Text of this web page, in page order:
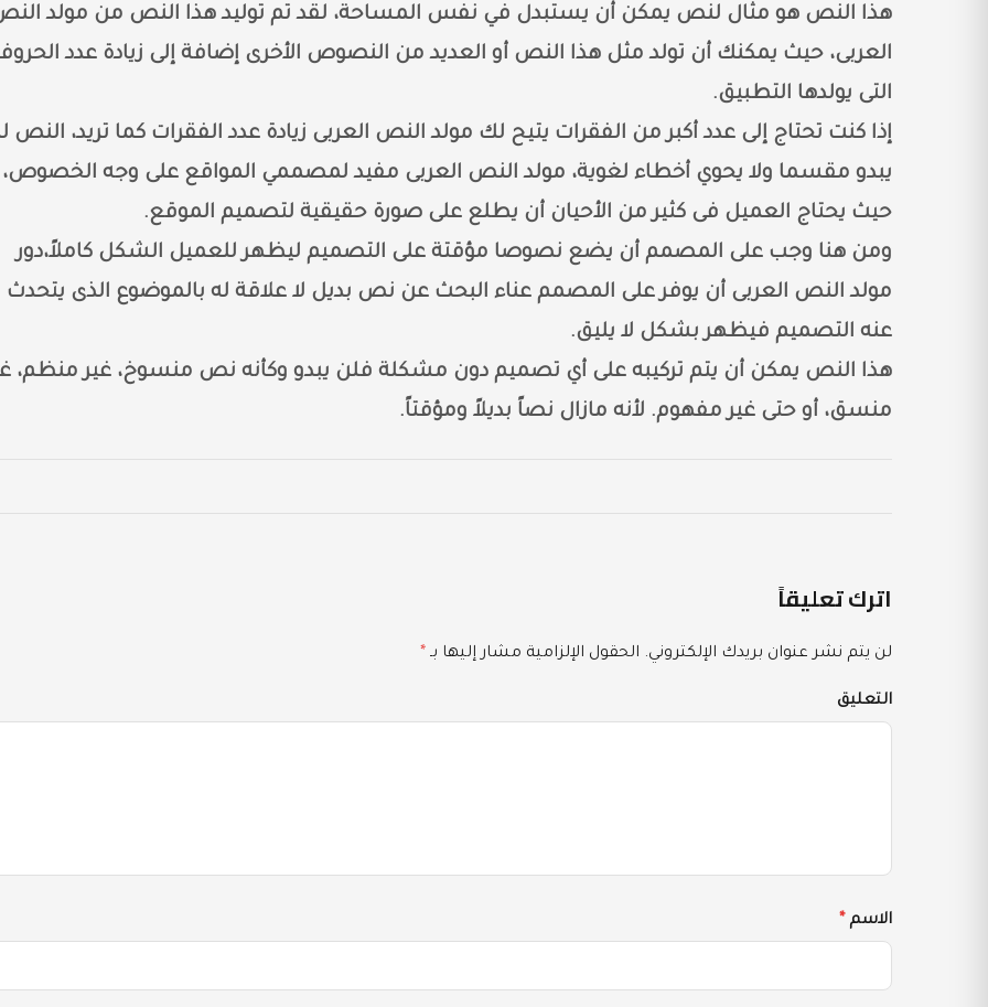
هذا النص هو مثال لنص يمكن أن يستبدل في نفس المساحة، لقد تم توليد هذا النص من مولد
العربى، حيث يمكنك أن تولد مثل هذا النص أو العديد من النصوص الأخرى إضافة إلى زيادة عدد
التى يولدها التطبيق.
إذا كنت تحتاج إلى عدد أكبر من الفقرات يتيح لك مولد النص العربى زيادة عدد الفقرات كما تريد، النص
يبدو مقسما ولا يحوي أخطاء لغوية، مولد النص العربى مفيد لمصممي المواقع على وجه الخصوص،
حيث يحتاج العميل فى كثير من الأحيان أن يطلع على صورة حقيقية لتصميم الموقع.
ومن هنا وجب على المصمم أن يضع نصوصا مؤقتة على التصميم ليظهر للعميل الشكل كاملاً،دور
مولد النص العربى أن يوفر على المصمم عناء البحث عن نص بديل لا علاقة له بالموضوع الذى يتحدث
عنه التصميم فيظهر بشكل لا يليق.
هذا النص يمكن أن يتم تركيبه على أي تصميم دون مشكلة فلن يبدو وكأنه نص منسوخ، غير منظم،
منسق، أو حتى غير مفهوم. لأنه مازال نصاً بديلاً ومؤقتاً.
اترك تعليقاً
لن يتم نشر عنوان بريدك الإلكتروني. الحقول الإلزامية مشار إليها بـ *
التعليق
الاسم *